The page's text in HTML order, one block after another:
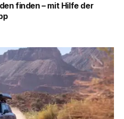
finden – mit Hilfe der